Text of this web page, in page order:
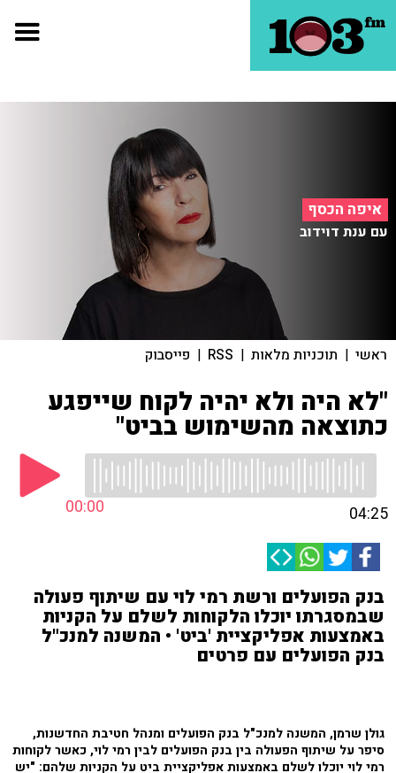
איפה הכסף
עם ענת דוידוב
ראשי | תוכניות מלאות |
RSS
| פייסבוק
"לא היה ולא יהיה לקוח שייפגע
כתוצאה מהשימוש בביט"
00:00 04:25
בנק הפועלים ורשת רמי לוי עם שיתוף פעולה
שבמסגרתו יוכלו הלקוחות לשלם על הקניות
באמצעות אפליקציית 'ביט' • המשנה למנכ"ל
בנק הפועלים עם פרטים
גולן שרמן, המשנה למנכ"ל בנק הפועלים ומנהל חטיבת החדשנות,
סיפר על שיתוף הפעולה בין בנק הפועלים לבין רמי לוי, כאשר לקוחות
רמי לוי יוכלו לשלם באמצעות אפליקציית ביט על הקניות שלהם: "יש